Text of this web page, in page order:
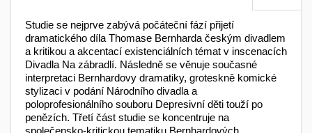
Studie se nejprve zabývá počáteční fází přijetí
dramatického díla Thomase Bernharda českým divadlem
a kritikou a akcentací existenciálních témat v inscenacích
Divadla Na zábradlí. Následně se věnuje současné
interpretaci Bernhardovy dramatiky, groteskně komické
stylizaci v podání Národního divadla a
poloprofesionálního souboru Depresivní děti touží po
penězích. Třetí část studie se koncentruje na
společensko-kritickou tematiku Bernhardových